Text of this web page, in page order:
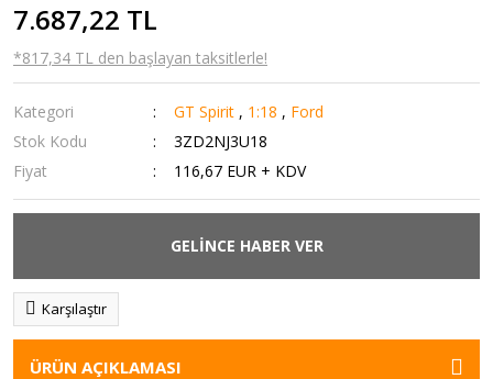
7.687,22 TL
*817,34 TL den başlayan taksitlerle!
Kategori GT Spirit , 1:18 , Ford
Stok Kodu
3ZD2NJ3U18
Fiyat
116,67 EUR + KDV
GELİNCE HABER VER
Karşılaştır
ÜRÜN AÇIKLAMASI